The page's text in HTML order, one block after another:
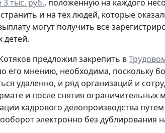
3 тыс. руб., положенную на каждого
и на тех людей, которые
могут получить все
предложил закрепить в
его мнению, необходима, поскольку
удаленно, и ряд организаций и
и после снятия ограничительных
кадрового делопроизводства
электронно без дублирования